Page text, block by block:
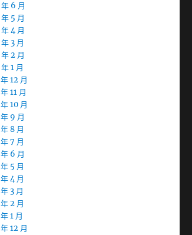
6 月
5 月
4 月
3 月
2 月
1 月
12 月
11 月
10 月
9 月
8 月
7 月
6 月
5 月
4 月
3 月
2 月
1 月
12 月